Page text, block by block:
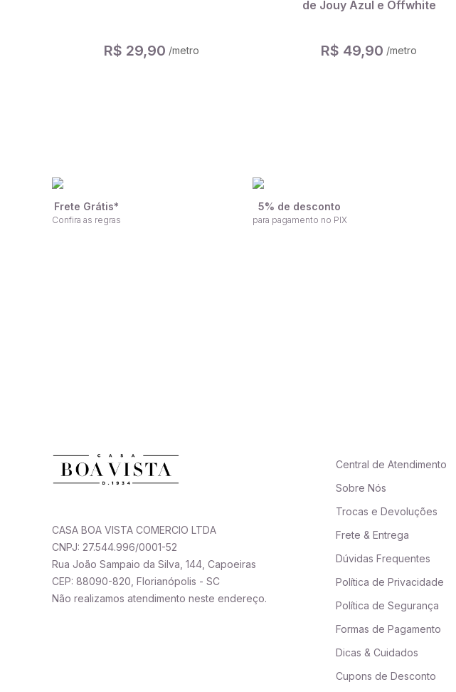
R$ 29,90 /metro
de Jouy Azul e Offwhite
R$ 49,90 /metro
Frete Grátis*
Confira as regras
5% de desconto
para pagamento no PIX
CASA BOA VISTA COMERCIO LTDA
CNPJ: 27.544.996/0001-52
Rua João Sampaio da Silva, 144, Capoeiras
CEP: 88090-820, Florianópolis - SC
Não realizamos atendimento neste endereço.
Central de Atendimento
Sobre Nós
Trocas e Devoluções
Frete & Entrega
Dúvidas Frequentes
Política de Privacidade
Política de Segurança
Formas de Pagamento
Dicas & Cuidados
Cupons de Desconto